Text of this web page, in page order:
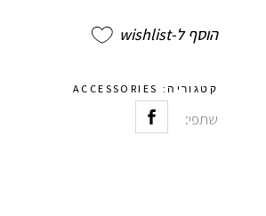
הוסף ל-wishlist
קטגוריה: ACCESSORIES
שתפי: